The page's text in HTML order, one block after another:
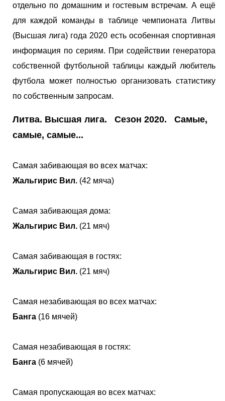
отдельно по домашним и гостевым встречам. А ещё
для каждой команды в таблице чемпионата Литвы
(Высшая лига) года 2020 есть особенная спортивная
информация по сериям. При содействии генератора
собственной футбольной таблицы каждый любитель
футбола может полностью организовать статистику
по собственным запросам.
Литва. Высшая лига. Сезон 2020. Самые,
самые, самые...
Самая забивающая во всех матчах:
Жальгирис Вил. (42 мяча)
Самая забивающая дома:
Жальгирис Вил. (21 мяч)
Самая забивающая в гостях:
Жальгирис Вил. (21 мяч)
Самая незабивающая во всех матчах:
Банга (16 мячей)
Самая незабивающая в гостях:
Банга (6 мячей)
Самая пропускающая во всех матчах: